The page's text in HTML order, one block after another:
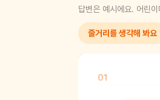
답변은 예시에요. 어린
줄거리를 생각해 봐요
01